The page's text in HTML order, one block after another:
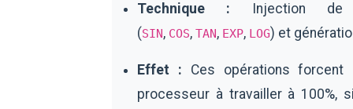
Technique : Injection de
(SIN, COS, TAN, EXP, LOG) et
Effet : Ces opérations
processeur à travailler à 100%,